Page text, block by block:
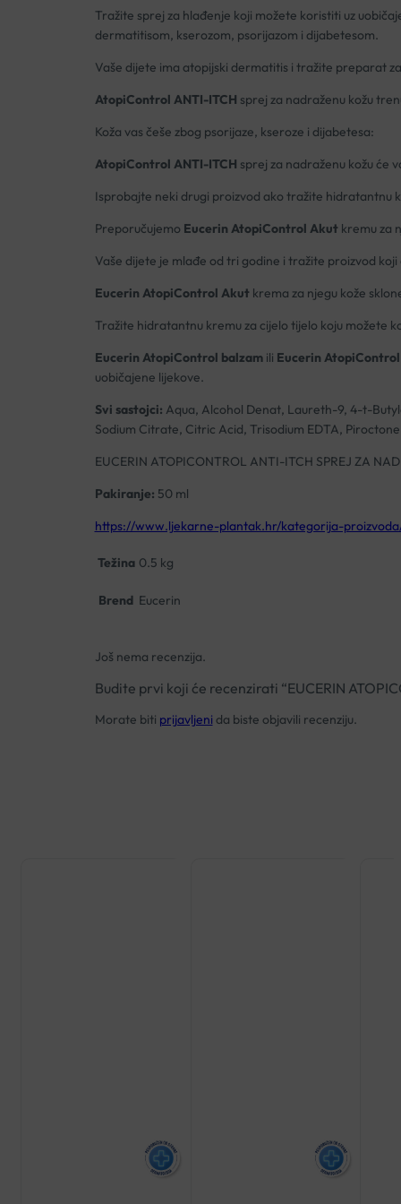
Tražite sprej za hlađenje koji možete koristiti uz
dermatitisom, kserozom, psorijazom i dijabetesom.
Vaše dijete ima atopijski dermatitis i tražite preparat
AtopiControl ANTI-ITCH sprej za nadraženu kožu
Koža vas češe zbog psorijaze, kseroze i dijabetesa:
AtopiControl ANTI-ITCH sprej za nadraženu kožu će
Isprobajte neki drugi proizvod ako tražite hidratantnu
Preporučujemo Eucerin AtopiControl Akut kremu za
Vaše dijete je mlađe od tri godine i tražite proizvod
Eucerin AtopiControl Akut krema za njegu kože
Tražite hidratantnu kremu za cijelo tijelo koju možete
Eucerin AtopiControl balzamili Eucerin AtopiControl
uobičajene lijekove.
Svi sastojci: Aqua, Alcohol Denat, Laureth-9, 4-t-
Sodium Citrate, Citric Acid, Trisodium EDTA,
EUCERIN ATOPICONTROL ANTI-ITCH SPREJ ZA
Pakiranje: 50 ml
https://www.ljekarne-plantak.hr/kategorija-
Težina 0.5 kg
Brend Eucerin
Još nema recenzija.
Budite prvi koji će recenzirati “EUCERIN
Morate biti prijavljeni da biste objavili recenziju.